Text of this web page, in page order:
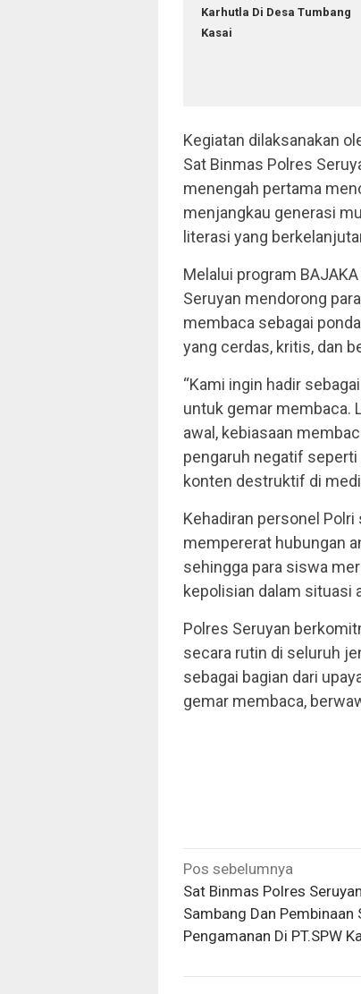
Karhutla Di Desa Tumbang
Kasai
Kegiatan dilaksanakan
Sat Binmas Polres
menengah pertama
menjangkau generasi
literasi yang
Melalui program
Seruyan mendorong
membaca sebagai
yang cerdas, kritis, dan
“Kami ingin hadir
untuk gemar membaca.
awal, kebiasaan
pengaruh negatif seperti
konten destruktif di
Kehadiran personel
mempererat hubungan
sehingga para siswa
kepolisian dalam situasi
Polres Seruyan
secara rutin di seluruh
sebagai bagian dari
gemar membaca,
Navigasi
pos
Pos sebelumnya
Sat Binmas Polres
Sambang Dan Pembinaan
Pengamanan Di PT.SPW